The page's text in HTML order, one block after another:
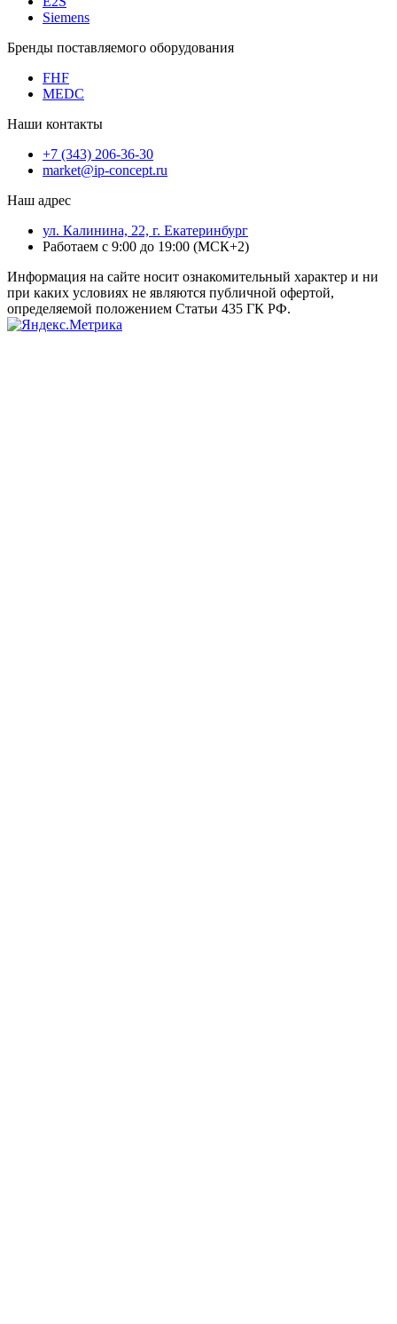
Siemens
Бренды поставляемого оборудования
FHF
MEDC
Наши контакты
+7 (343) 206-36-30
market@ip-concept.ru
Наш адрес
ул. Калинина, 22, г. Екатеринбург
Работаем с 9:00 до 19:00 (МСК+2)
Информация на сайте носит ознакомительный характер и ни
при каких условиях не являются публичной офертой,
определяемой положением Статьи 435 ГК РФ.